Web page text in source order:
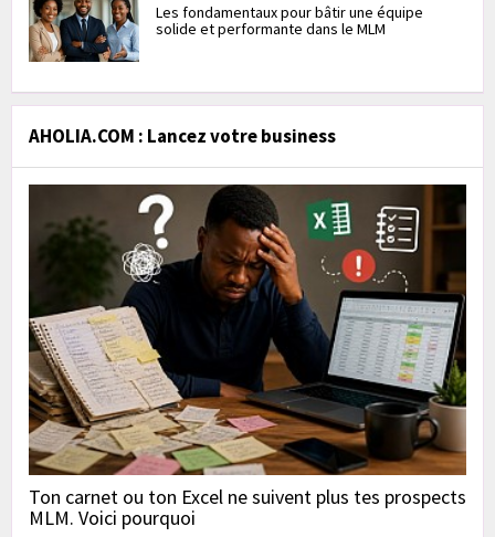
Les fondamentaux pour bâtir une équipe
solide et performante dans le MLM
AHOLIA.COM : Lancez votre business
Ton carnet ou ton Excel ne suivent plus tes prospects
MLM. Voici pourquoi